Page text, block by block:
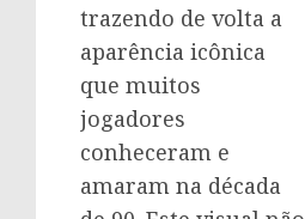
trazendo de volta a
aparência icônica
que muitos
jogadores
conheceram e
amaram na década